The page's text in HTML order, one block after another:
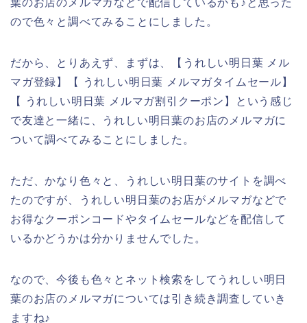
ので色々と調べてみることにしました。
だから、とりあえず、まずは、【うれしい明日葉 メル
マガ登録】【 うれしい明日葉 メルマガタイムセール】
【 うれしい明日葉 メルマガ割引クーポン】という感じ
で友達と一緒に、うれしい明日葉のお店のメルマガに
ついて調べてみることにしました。
ただ、かなり色々と、うれしい明日葉のサイトを調べ
たのですが、うれしい明日葉のお店がメルマガなどで
お得なクーポンコードやタイムセールなどを配信して
いるかどうかは分かりませんでした。
なので、今後も色々とネット検索をしてうれしい明日
葉のお店のメルマガについては引き続き調査していき
ますね♪